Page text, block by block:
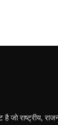
है जो राष्ट्रीय,